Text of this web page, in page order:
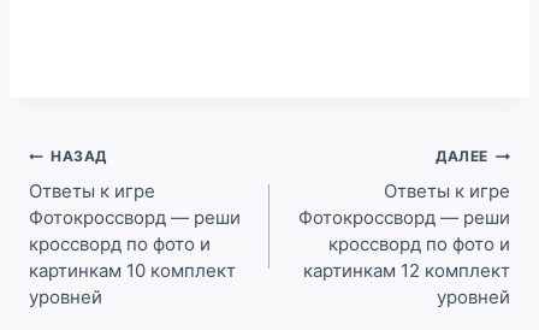
Навигация
по
записям
НАЗАД
Ответы к игре
Фотокроссворд — реши
кроссворд по фото и
картинкам 10 комплект
уровней
ДАЛЕЕ
Ответы к игре
Фотокроссворд — реши
кроссворд по фото и
картинкам 12 комплект
уровней